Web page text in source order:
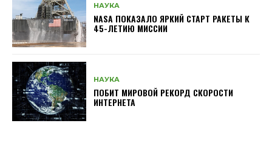
НАУКА
NASA ПОКАЗАЛО ЯРКИЙ СТАРТ РАКЕТЫ К
45-ЛЕТИЮ МИССИИ
НАУКА
ПОБИТ МИРОВОЙ РЕКОРД СКОРОСТИ
ИНТЕРНЕТА